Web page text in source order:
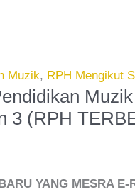
Muzik, RPH Mengikut
3 (RPH
YANG MESRA E-